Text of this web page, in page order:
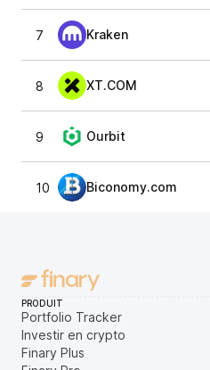
7 Kraken
8 XT.COM
9 Ourbit
10 Biconomy.com
PRODUIT
Portfolio Tracker
Investir en crypto
Finary Plus